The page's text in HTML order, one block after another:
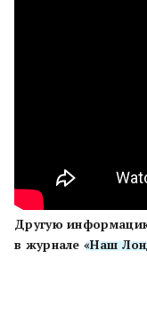
Другую
в журнале «Наш